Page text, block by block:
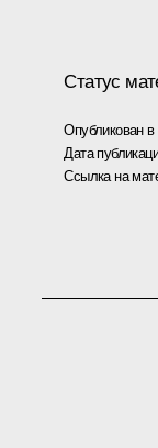
Статус
Опубликован в
Дата
Ссылка на